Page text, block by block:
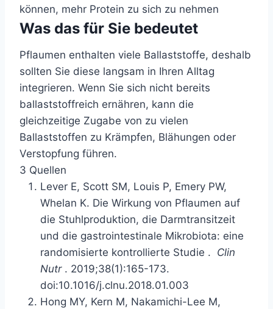
können, mehr Protein zu sich zu nehmen
Was das für Sie bedeutet
Pflaumen enthalten viele Ballaststoffe, deshalb
sollten Sie diese langsam in Ihren Alltag
integrieren. Wenn Sie sich nicht bereits
ballaststoffreich ernähren, kann die
gleichzeitige Zugabe von zu vielen
Ballaststoffen zu Krämpfen, Blähungen oder
Verstopfung führen.
3 Quellen
Lever E, Scott SM, Louis P, Emery PW,
Whelan K. Die Wirkung von Pflaumen auf
die Stuhlproduktion, die Darmtransitzeit
und die gastrointestinale Mikrobiota: eine
randomisierte kontrollierte Studie . Clin
Nutr. 2019;38(1):165-173.
doi:10.1016/j.clnu.2018.01.003
Hong MY, Kern M, Nakamichi-Lee M,